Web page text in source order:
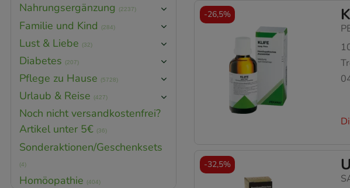
-26,5%
-32,5%
Nahrungsergänzung (2237)
Familie und Kind (284)
Lust & Liebe (32)
Diabetes (207)
Pflege zu Hause (5728)
Urlaub & Reise (427)
Noch nicht versandkostenfrei?
Artikel unter 5€ (36)
Sonderaktionen/Geschenksets
(4)
Homöopathie (404)